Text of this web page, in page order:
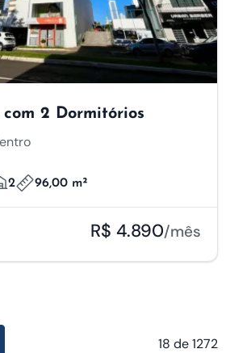
2 Dormitórios
2 96,00 m²
R$ 4.890/mês
18 de 1272